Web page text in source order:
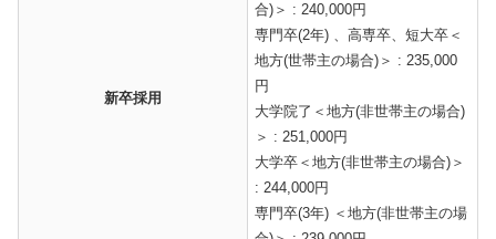
新卒採用
合)＞ : 240,000円
専門卒(2年) 、高専卒、短大卒＜
地方(世帯主の場合)＞ : 235,000
円
大学院了＜地方(非世帯主の場合)
＞ : 251,000円
大学卒＜地方(非世帯主の場合)＞
: 244,000円
専門卒(3年) ＜地方(非世帯主の場